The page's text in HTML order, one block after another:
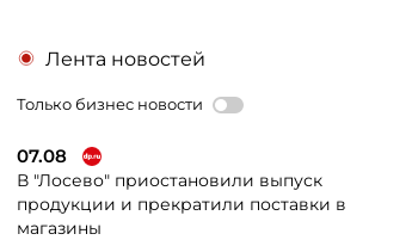
Лента новостей
Только бизнес новости
07.08
В "Лосево" приостановили выпуск
продукции и прекратили поставки в
магазины